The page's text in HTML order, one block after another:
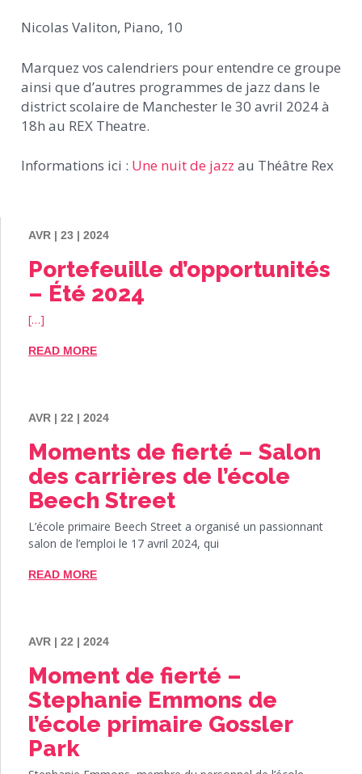
Nicolas Valiton, Piano, 10
Marquez vos calendriers pour entendre ce groupe
ainsi que d’autres programmes de jazz dans le
district scolaire de Manchester le 30 avril 2024 à
18h au REX Theatre.
Informations ici : Une nuit de jazz au Théâtre Rex
AVR | 23 | 2024
Portefeuille d’opportunités
– Été 2024
[…]
READ MORE
AVR | 22 | 2024
Moments de fierté – Salon
des carrières de l’école
Beech Street
L’école primaire Beech Street a organisé un passionnant
salon de l’emploi le 17 avril 2024, qui
READ MORE
AVR | 22 | 2024
Moment de fierté –
Stephanie Emmons de
l’école primaire Gossler
Park